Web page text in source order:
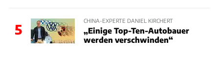
5
CHINA-EXPERTE DANIEL KIRCHERT
„Einige Top-Ten-Autobauer
werden verschwinden“